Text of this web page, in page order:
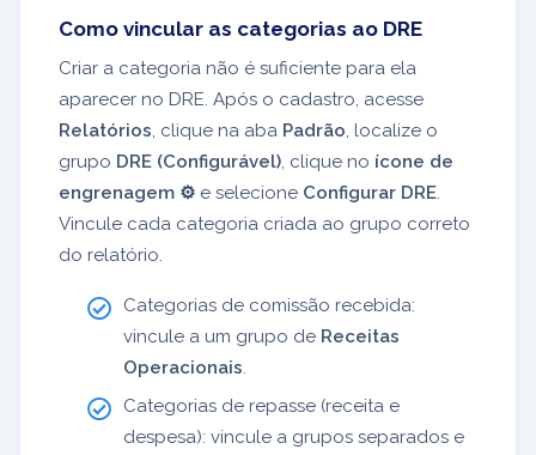
Como vincular as categorias ao DRE
Criar a categoria não é suficiente para ela
aparecer no DRE. Após o cadastro, acesse
Relatórios, clique na aba Padrão, localize o
grupo DRE (Configurável), clique no ícone de
engrenagem ⚙️ e selecione Configurar DRE.
Vincule cada categoria criada ao grupo correto
do relatório.
Categorias de comissão recebida:
vincule a um grupo de Receitas
Operacionais.
Categorias de repasse (receita e
despesa): vincule a grupos separados e